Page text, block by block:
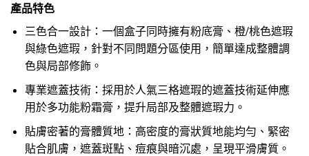
產品特色
三色合一設計：一個盒子同時擁有粉底膏、橙/桃色遮瑕
與綠色遮瑕，針對不同問題分區使用，簡單達成整體調
色與局部修飾。
專業遮蓋技術：採用於人氣三格遮瑕的遮蓋技術延伸應
用於多功能粉霜膏，提升局部及整體遮瑕力。
貼膚密著的膏體質地：高密度的膏狀質地能均勻、緊密
貼合肌膚，遮蓋斑點、痘痕與暗沉處，呈現平滑膚質。